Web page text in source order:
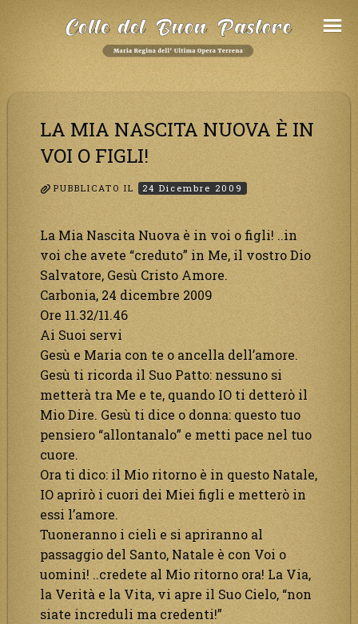
LA MIA NASCITA NUOVA È IN
VOI O FIGLI!
PUBBLICATO IL 24 Dicembre 2009
La Mia Nascita Nuova è in voi o figli! ..in
voi che avete “creduto” in Me, il vostro Dio
Salvatore, Gesù Cristo Amore.
Carbonia, 24 dicembre 2009
Ore 11.32/11.46
Ai Suoi servi
Gesù e Maria con te o ancella dell’amore.
Gesù ti ricorda il Suo Patto: nessuno si
metterà tra Me e te, quando IO ti detterò il
Mio Dire. Gesù ti dice o donna: questo tuo
pensiero “allontanalo” e metti pace nel tuo
cuore.
Ora ti dico: il Mio ritorno è in questo Natale,
IO aprirò i cuori dei Miei figli e metterò in
essi l’amore.
Tuoneranno i cieli e si apriranno al
passaggio del Santo, Natale è con Voi o
uomini! ..credete al Mio ritorno ora! La Via,
la Verità e la Vita, vi apre il Suo Cielo, “non
siate increduli ma credenti!”